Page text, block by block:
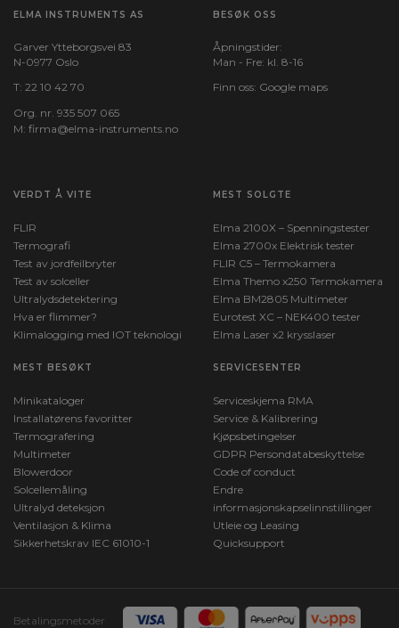
ELMA INSTRUMENTS AS
Garver Ytteborgsvei 83
N-0977 Oslo
T: 22 10 42 70
Org. nr. 935 507 065
M: firma@elma-instruments.no​
BESØK OSS
Åpningstider:
Man - Fre: kl. 8-16
Finn oss: Google maps
VERDT Å VITE
FLIR
Termografi
Test av jordfeilbryter
Test av solceller
Ultralydsdetektering
Hva er flimmer?
Klimalogging med IOT teknologi
MEST SOLGTE
Elma 2100X – Spenningstester
Elma 2700x Elektrisk tester
FLIR C5 – Termokamera
Elma Themo x250 Termokamera
Elma BM2805 Multimeter
Eurotest XC – NEK400 tester
Elma Laser x2 krysslaser
MEST BESØKT
Minikataloger
Installatørens favoritter
Termografering
Multimeter
Blowerdoor
Solcellemåling
Ultralyd deteksjon
Ventilasjon & Klima
Sikkerhetskrav IEC 61010-1
SERVICESENTER
Serviceskjema RMA
Service & Kalibrering
Kjøpsbetingelser
GDPR Persondatabeskyttelse
Code of conduct
Endre
informasjonskapselinnstillinger
Utleie og Leasing
Quicksupport
Betalingsmetoder